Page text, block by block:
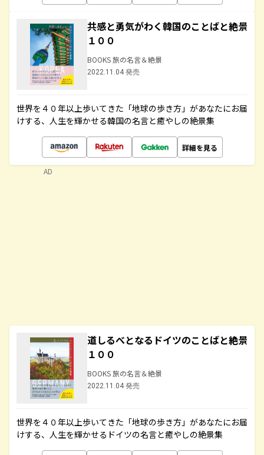
共感と勇気がわく韓国のことばと絶景
１００
BOOKS 旅の名言＆絶景
2022.11.04 発売
世界を４０年以上歩いてきた「地球の歩き方」があなたにお届
けする、人生を輝かせる韓国の名言と癒やしの絶景集
詳細を見る
道しるべとなるドイツのことばと絶景
１００
BOOKS 旅の名言＆絶景
2022.11.04 発売
世界を４０年以上歩いてきた「地球の歩き方」があなたにお届
けする、人生を輝かせるドイツの名言と癒やしの絶景集
AD